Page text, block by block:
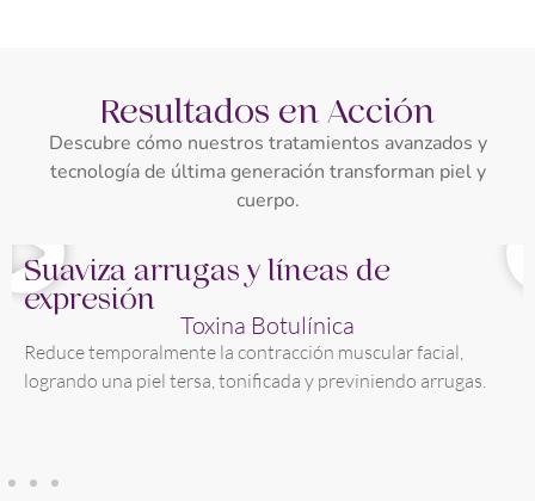
Resultados en Acción
Descubre cómo nuestros tratamientos avanzados y
tecnología de última generación transforman piel y
cuerpo.
Suaviza arrugas y líneas de
expresión
Toxina Botulínica
Reduce temporalmente la contracción muscular facial,
logrando una piel tersa, tonificada y previniendo arrugas.